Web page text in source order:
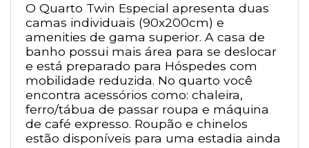
O Quarto Twin Especial apresenta duas
camas individuais (90x200cm) e
amenities de gama superior. A casa de
banho possui mais área para se deslocar
e está preparado para Hóspedes com
mobilidade reduzida. No quarto você
encontra acessórios como: chaleira,
ferro/tábua de passar roupa e máquina
de café expresso. Roupão e chinelos
estão disponíveis para uma estadia ainda